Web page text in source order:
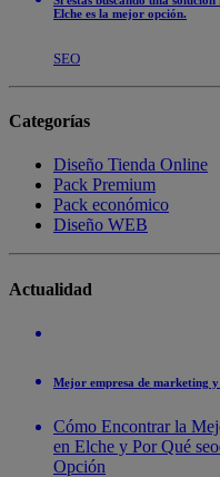
Elche es la mejor opción.
SEO
Categorías
Diseño Tienda Online
Pack Premium
Pack económico
Diseño WEB
Actualidad
Mejor empresa de marketing
Cómo Encontrar la
en Elche y Por Qué
Opción